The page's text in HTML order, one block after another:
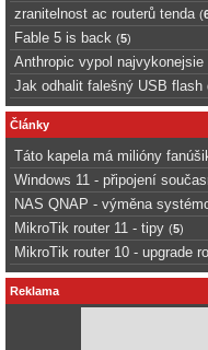
zranitelnost ac routerů tenda (
Fable 5 is back (5)
Anthropic vypol
Jak odhalit falešný USB flash
Články
Táto kapela má milióny
Windows 11 - připojení
NAS QNAP - výměna
MikroTik router 11 - tipy (5)
MikroTik router 10 - upgrade
Reklama